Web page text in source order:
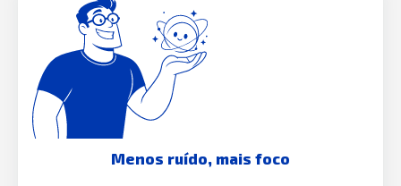
Menos ruído, mais foco